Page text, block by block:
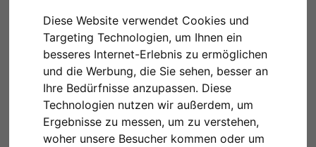
Diese Website verwendet Cookies und
Targeting Technologien, um Ihnen ein
besseres Internet-Erlebnis zu ermöglichen
und die Werbung, die Sie sehen, besser an
Ihre Bedürfnisse anzupassen. Diese
Technologien nutzen wir außerdem, um
Ergebnisse zu messen, um zu verstehen,
woher unsere Besucher kommen oder um